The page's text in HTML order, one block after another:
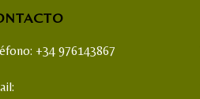
+34 976143867